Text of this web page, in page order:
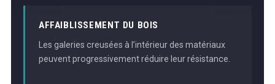
AFFAIBLISSEMENT DU BOIS
Les galeries creusées à l’intérieur des matériaux
peuvent progressivement réduire leur résistance.